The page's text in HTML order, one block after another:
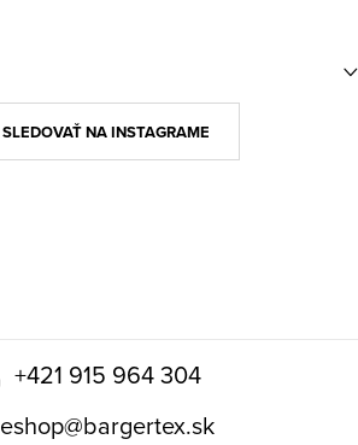
+421 915 964 304
eshop@bargertex.sk
SLEDOVAŤ NA INSTAGRAME